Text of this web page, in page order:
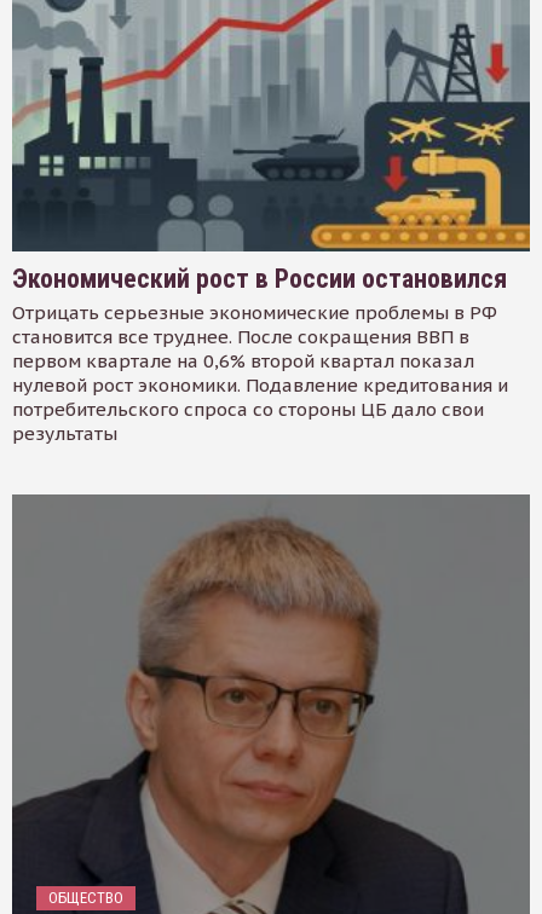
Экономический рост в России остановился
Отрицать серьезные экономические проблемы в РФ
становится все труднее. После сокращения ВВП в
первом квартале на 0,6% второй квартал показал
нулевой рост экономики. Подавление кредитования и
потребительского спроса со стороны ЦБ дало свои
результаты
ОБЩЕСТВО